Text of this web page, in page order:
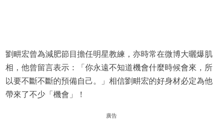
劉畊宏曾為減肥節目擔任明星教練，亦時常在微博大曬爆肌
相，他曾留言表示：「你永遠不知道機會什麼時候會來，所
以要不斷不斷的預備自己。」相信劉畊宏的好身材必定為他
帶來了不少「機會」！
廣告